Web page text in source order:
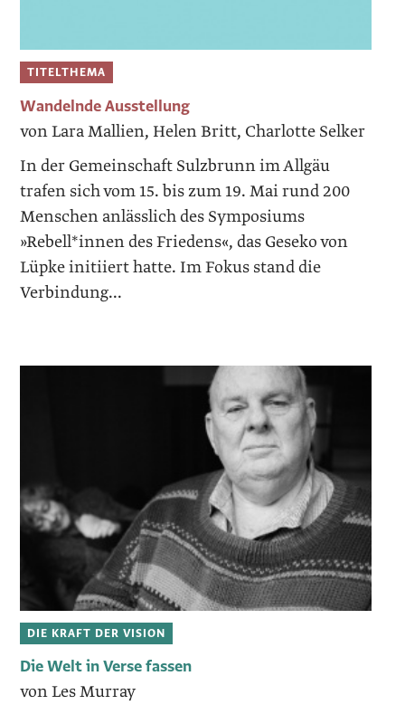
TITELTHEMA
Wandelnde Ausstellung
von Lara Mallien, Helen Britt, Charlotte Selker
In der Gemeinschaft Sulzbrunn im Allgäu
trafen sich vom 15. bis zum 19. Mai rund 200
Menschen anlässlich des Symposiums
»Rebell*innen des Friedens«, das Geseko von
Lüpke initiiert hatte. Im Fokus stand die
Verbindung...
DIE KRAFT DER VISION
Die Welt in Verse fassen
von Les Murray